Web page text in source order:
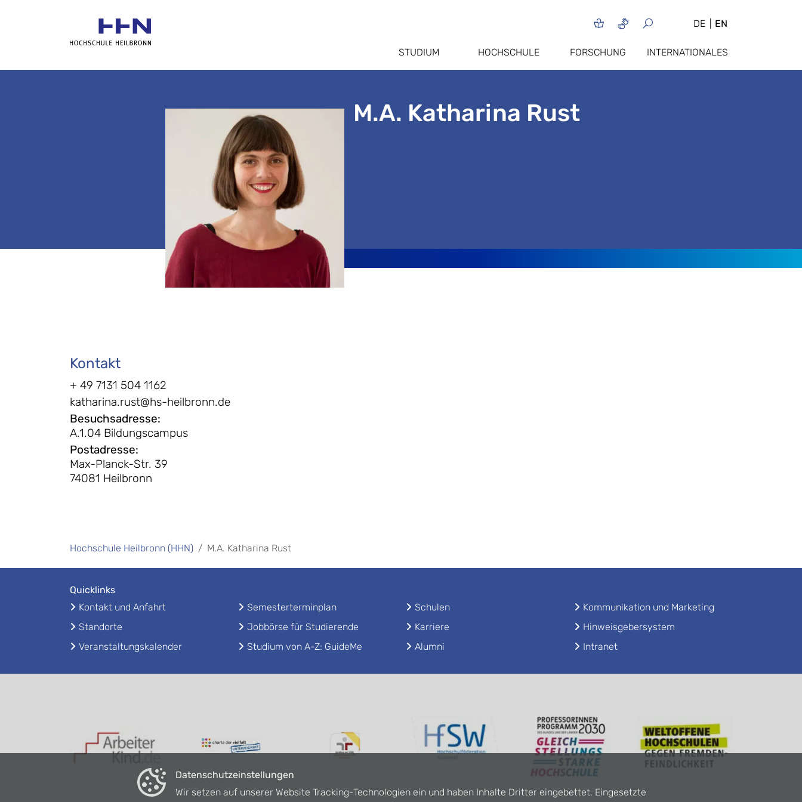
DE EN
STUDIUM HOCHSCHULE FORSCHUNG INTERNATIONALES
M.A. Katharina Rust
Kontakt
+ 49 7131 504 1162
katharina.rust@hs-heilbronn.de
Besuchsadresse:
A.1.04 Bildungscampus
Postadresse:
Max-Planck-Str. 39
74081 Heilbronn
Hochschule Heilbronn (HHN) M.A. Katharina Rust
Quicklinks
Kontakt und Anfahrt
Standorte
Veranstaltungskalender
Semesterterminplan
Jobbörse für Studierende
Studium von A-Z: GuideMe
Schulen
Karriere
Alumni
Kommunikation und Marketing
Hinweisgebersystem
Intranet
Datenschutzeinstellungen
Wir setzen auf unserer Website Tracking-Technologien ein und haben Inhalte Dritter eingebettet. Eingesetzte